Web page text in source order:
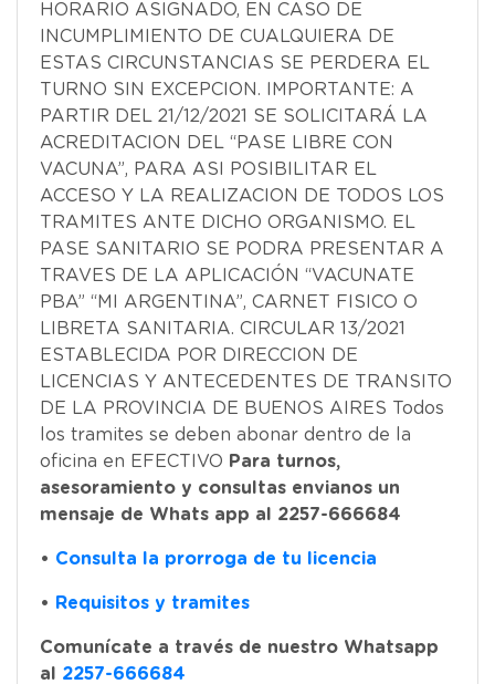
HORARIO ASIGNADO, EN CASO DE
INCUMPLIMIENTO DE CUALQUIERA DE
ESTAS CIRCUNSTANCIAS SE PERDERA EL
TURNO SIN EXCEPCION. IMPORTANTE: A
PARTIR DEL 21/12/2021 SE SOLICITARÁ LA
ACREDITACION DEL “PASE LIBRE CON
VACUNA”, PARA ASI POSIBILITAR EL
ACCESO Y LA REALIZACION DE TODOS LOS
TRAMITES ANTE DICHO ORGANISMO. EL
PASE SANITARIO SE PODRA PRESENTAR A
TRAVES DE LA APLICACIÓN “VACUNATE
PBA” “MI ARGENTINA”, CARNET FISICO O
LIBRETA SANITARIA. CIRCULAR 13/2021
ESTABLECIDA POR DIRECCION DE
LICENCIAS Y ANTECEDENTES DE TRANSITO
DE LA PROVINCIA DE BUENOS AIRES Todos
los tramites se deben abonar dentro de la
oficina en EFECTIVO Para turnos,
asesoramiento y consultas envianos un
mensaje de Whats app al 2257-666684
• Consulta la prorroga de tu licencia
• Requisitos y tramites
Comunícate a través de nuestro Whatsapp
al 2257-666684